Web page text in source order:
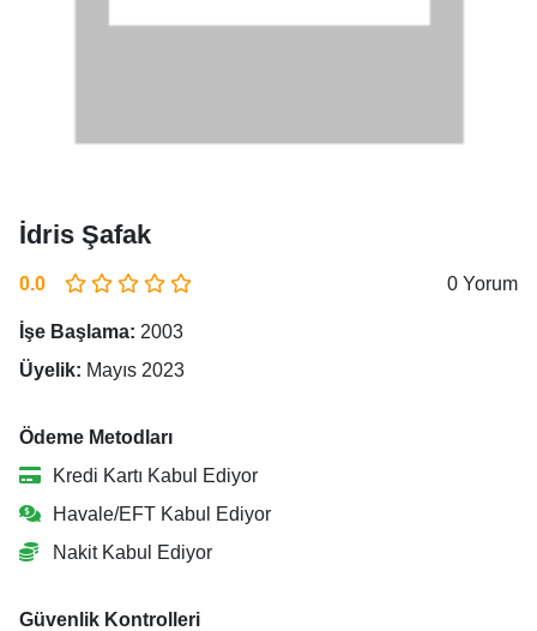
İdris Şafak
0.0 0 Yorum
İşe Başlama: 2003
Üyelik: Mayıs 2023
Ödeme Metodları
Kredi Kartı Kabul Ediyor
Havale/EFT Kabul Ediyor
Nakit Kabul Ediyor
Güvenlik Kontrolleri